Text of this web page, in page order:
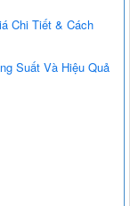
Chi Tiết & Cách
Suất Và Hiệu Quả